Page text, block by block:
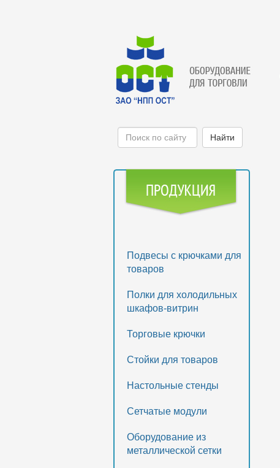
Подвесы с крючками для
товаров
Полки для холодильных
шкафов-витрин
Торговые крючки
Стойки для товаров
Настольные стенды
Сетчатые модули
Оборудование из
металлической сетки